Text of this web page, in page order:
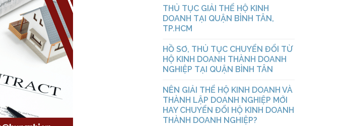
THỦ TỤC GIẢI THỂ HỘ KINH
DOANH TẠI QUẬN BÌNH TÂN,
TP.HCM
HỒ SƠ, THỦ TỤC CHUYỂN ĐỔI TỪ
HỘ KINH DOANH THÀNH DOANH
NGHIỆP TẠI QUẬN BÌNH TÂN
NÊN GIẢI THỂ HỘ KINH DOANH VÀ
THÀNH LẬP DOANH NGHIỆP MỚI
HAY CHUYỂN ĐỔI HỘ KINH DOANH
THÀNH DOANH NGHIỆP?